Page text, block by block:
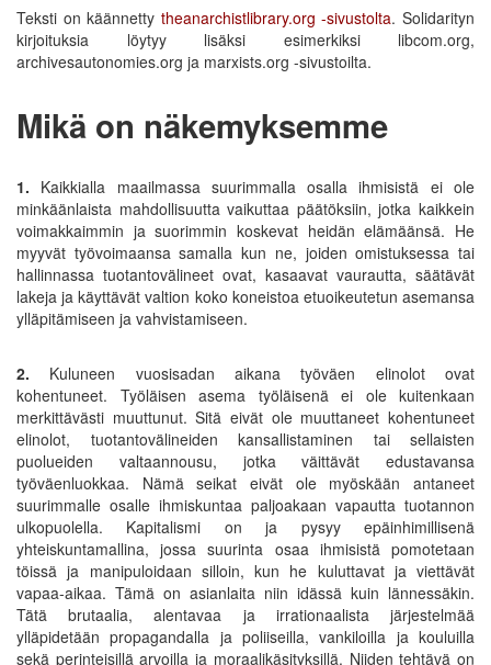
Teksti on käännetty theanarchistlibrary.org -sivustolta. Solidarityn
kirjoituksia löytyy lisäksi esimerkiksi libcom.org,
archivesautonomies.org ja marxists.org -sivustoilta.
Mikä on näkemyksemme
1. Kaikkialla maailmassa suurimmalla osalla ihmisistä ei ole
minkäänlaista mahdollisuutta vaikuttaa päätöksiin, jotka kaikkein
voimakkaimmin ja suorimmin koskevat heidän elämäänsä. He
myyvät työvoimaansa samalla kun ne, joiden omistuksessa tai
hallinnassa tuotantovälineet ovat, kasaavat vaurautta, säätävät
lakeja ja käyttävät valtion koko koneistoa etuoikeutetun asemansa
ylläpitämiseen ja vahvistamiseen.
2. Kuluneen vuosisadan aikana työväen elinolot ovat
kohentuneet. Työläisen asema työläisenä ei ole kuitenkaan
merkittävästi muuttunut. Sitä eivät ole muuttaneet kohentuneet
elinolot, tuotantovälineiden kansallistaminen tai sellaisten
puolueiden valtaannousu, jotka väittävät edustavansa
työväenluokkaa. Nämä seikat eivät ole myöskään antaneet
suurimmalle osalle ihmiskuntaa paljoakaan vapautta tuotannon
ulkopuolella. Kapitalismi on ja pysyy epäinhimillisenä
yhteiskuntamallina, jossa suurinta osaa ihmisistä pomotetaan
töissä ja manipuloidaan silloin, kun he kuluttavat ja viettävät
vapaa-aikaa. Tämä on asianlaita niin idässä kuin lännessäkin.
Tätä brutaalia, alentavaa ja irrationaalista järjestelmää
ylläpidetään propagandalla ja poliiseilla, vankiloilla ja kouluilla
sekä perinteisillä arvoilla ja moraalikäsityksillä. Niiden tehtävä on